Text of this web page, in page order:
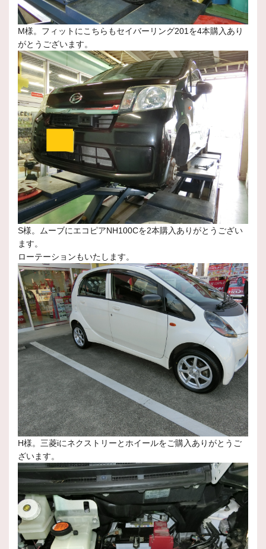
M様。フィットにこちらもセイバーリング201を4本購入あり
がとうございます。
S様。ムーブにエコピアNH100Cを2本購入ありがとうござい
ます。
ローテーションもいたします。
H様。三菱iにネクストリーとホイールをご購入ありがとうご
ざいます。